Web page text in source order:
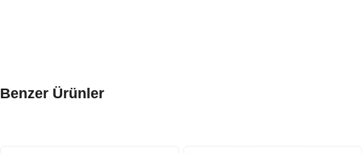
Benzer Ürünler